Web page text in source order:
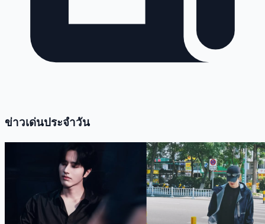
ข่าวเด่นประจำวัน